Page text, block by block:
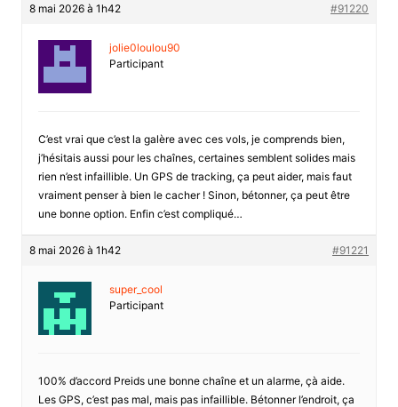
8 mai 2026 à 1h42 #91220
jolie0loulou90
Participant
C’est vrai que c’est la galère avec ces vols, je comprends bien,
j’hésitais aussi pour les chaînes, certaines semblent solides mais
rien n’est infaillible. Un GPS de tracking, ça peut aider, mais faut
vraiment penser à bien le cacher ! Sinon, bétonner, ça peut être
une bonne option. Enfin c’est compliqué…
8 mai 2026 à 1h42 #91221
super_cool
Participant
100% d’accord Preids une bonne chaîne et un alarme, çà aide.
Les GPS, c’est pas mal, mais pas infaillible. Bétonner l’endroit, ça